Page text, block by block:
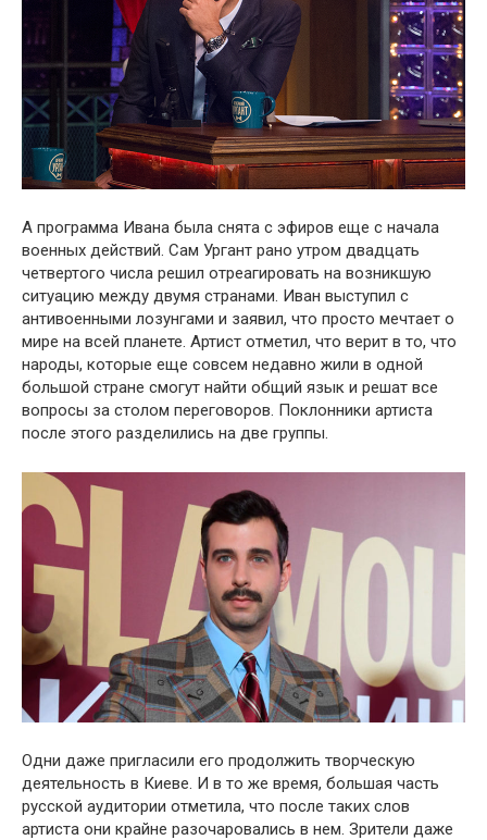
А программа Ивана была снята с эфиров еще с начала
военных действий. Сам Ургант рано утром двадцать
четвертого числа решил отреагировать на возникшую
ситуацию между двумя странами. Иван выступил с
антивоенными лозунгами и заявил, что просто мечтает о
мире на всей планете. Артист отметил, что верит в то, что
народы, которые еще совсем недавно жили в одной
большой стране смогут найти общий язык и решат все
вопросы за столом переговоров. Поклонники артиста
после этого разделились на две группы.
Одни даже пригласили его продолжить творческую
деятельность в Киеве. И в то же время, большая часть
русской аудитории отметила, что после таких слов
артиста они крайне разочаровались в нем. Зрители даже